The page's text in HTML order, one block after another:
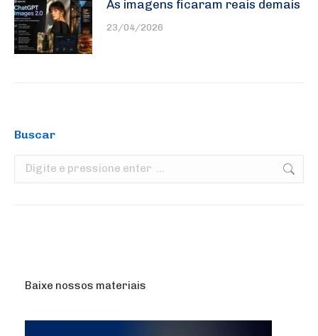
As imagens ficaram reais demais
23/04/2026
Buscar
Search:
Baixe nossos materiais